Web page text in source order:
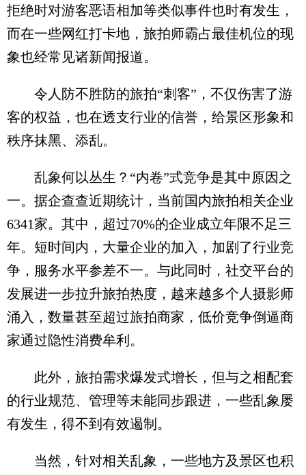
拒绝时对游客恶语相加等类似事件也时有发生，
而在一些网红打卡地，旅拍师霸占最佳机位的现
象也经常见诸新闻报道。
令人防不胜防的旅拍“刺客”，不仅伤害了游
客的权益，也在透支行业的信誉，给景区形象和
秩序抹黑、添乱。
乱象何以丛生？“内卷”式竞争是其中原因之
一。据企查查近期统计，当前国内旅拍相关企业
6341家。其中，超过70%的企业成立年限不足三
年。短时间内，大量企业的加入，加剧了行业竞
争，服务水平参差不一。与此同时，社交平台的
发展进一步拉升旅拍热度，越来越多个人摄影师
涌入，数量甚至超过旅拍商家，低价竞争倒逼商
家通过隐性消费牟利。
此外，旅拍需求爆发式增长，但与之相配套
的行业规范、管理等未能同步跟进，一些乱象屡
有发生，得不到有效遏制。
当然，针对相关乱象，一些地方及景区也积